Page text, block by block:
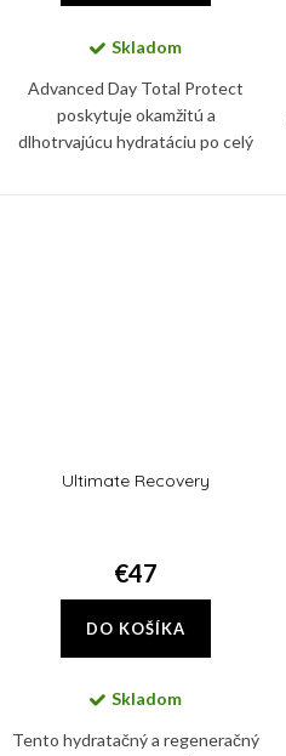
Skladom
Advanced Day Total Protect
poskytuje okamžitú a
dlhotrvajúcu hydratáciu po celý
Ultimate Recovery
€47
DO KOŠÍKA
Skladom
Tento hydratačný a regeneračný